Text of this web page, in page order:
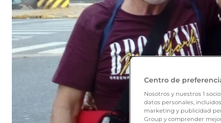
Centro de
Nosotros y nuestros 1
datos personales,
marketing y publicidad
Group y comprender